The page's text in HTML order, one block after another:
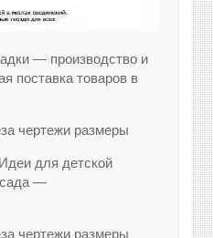
— производство и
поставка товаров в
для детской
—